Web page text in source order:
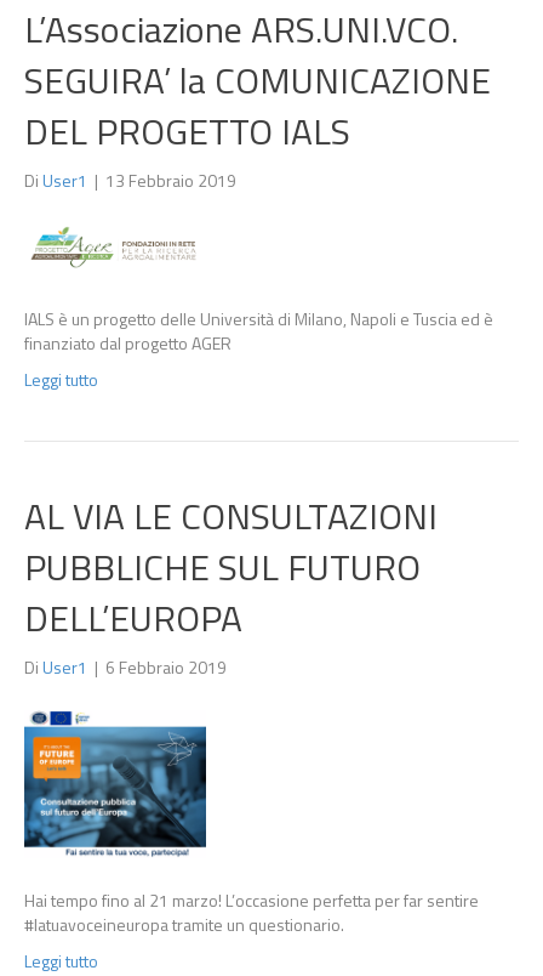
L’Associazione ARS.UNI.VCO.
SEGUIRA’ la COMUNICAZIONE
DEL PROGETTO IALS
DiUser1 | 13 Febbraio 2019
IALS è un progetto delle Università di Milano, Napoli e Tuscia ed è
finanziato dal progetto AGER
Leggi tutto
AL VIA LE CONSULTAZIONI
PUBBLICHE SUL FUTURO
DELL’EUROPA
DiUser1 | 6 Febbraio 2019
Hai tempo fino al 21 marzo! L’occasione perfetta per far sentire
#latuavoceineuropa tramite un questionario.
Leggi tutto